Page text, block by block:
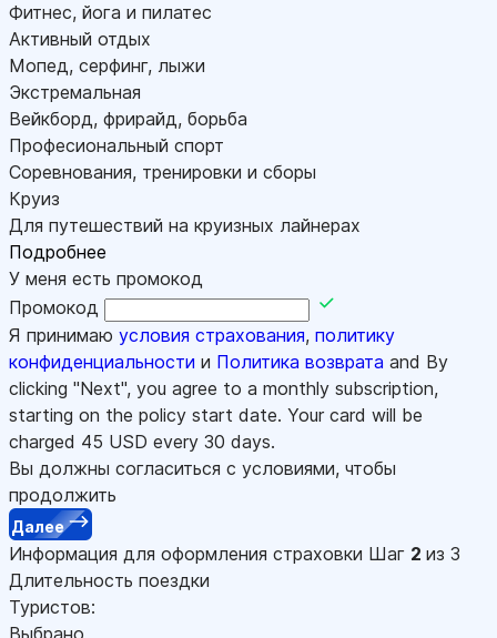
Фитнес, йога и пилатес
Активный отдых
Мопед, серфинг, лыжи
Экстремальная
Вейкборд, фрирайд, борьба
Професиональный спорт
Соревнования, тренировки и сборы
Круиз
Для путешествий на круизных лайнерах
Подробнее
У меня есть промокод
Промокод
Я принимаю условия страхования, политику
конфиденциальности и Политика возврата and By
clicking "Next", you agree to a monthly subscription,
starting on the policy start date. Your card will be
charged 45 USD every 30 days.
Вы должны согласиться с условиями, чтобы
продолжить
Далее
Информация для оформления страховки Шаг 2 из 3
Длительность поездки
Туристов:
Выбрано